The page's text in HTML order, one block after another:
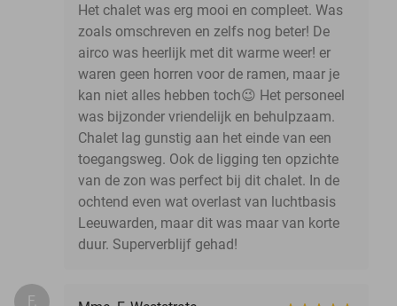
Het chalet was erg mooi en compleet. Was
zoals omschreven en zelfs nog beter! De
airco was heerlijk met dit warme weer! er
waren geen horren voor de ramen, maar je
kan niet alles hebben toch😉 Het personeel
was bijzonder vriendelijk en behulpzaam.
Chalet lag gunstig aan het einde van een
toegangsweg. Ook de ligging ten opzichte
van de zon was perfect bij dit chalet. In de
ochtend even wat overlast van luchtbasis
Leeuwarden, maar dit was maar van korte
duur. Superverblijf gehad!
F.